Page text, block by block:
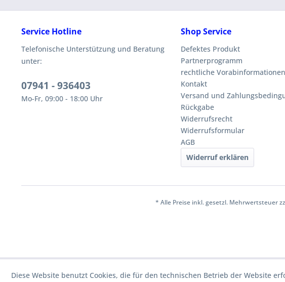
Service Hotline
Telefonische Unterstützung und Beratung
unter:
07941 - 936403
Mo-Fr, 09:00 - 18:00 Uhr
Shop Service
Defektes Produkt
Partnerprogramm
rechtliche Vorabinformationen
Kontakt
Versand und
Rückgabe
Widerrufsrecht
Widerrufsformular
AGB
Widerruf erklären
* Alle Preise inkl. gesetzl. Mehrwertsteuer
Diese Website benutzt Cookies, die für den technischen Betrieb der Website